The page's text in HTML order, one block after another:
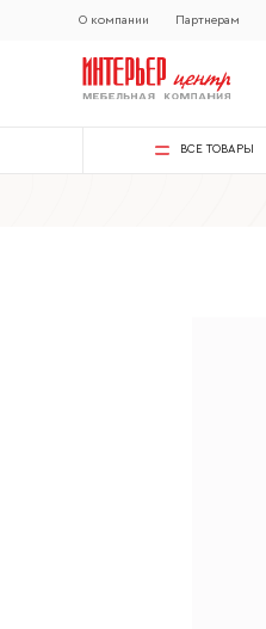
О компании Партнерам
ВСЕ ТОВАРЫ